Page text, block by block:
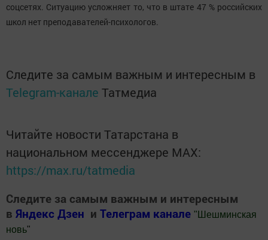
соцсетях. Ситуацию усложняет то, что в штате 47 % российских
школ нет преподавателей-психологов.
Следите за самым важным и интересным в
Telegram-канале Татмедиа
Читайте новости Татарстана в
национальном мессенджере MАХ:
https://max.ru/tatmedia
Следите за самым важным и интересным
в Яндекс Дзен и Телеграм канале " Шешминская
новь"